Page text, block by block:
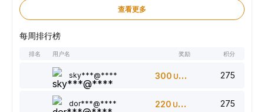
查看更多
每周排行榜
排名 用户名 奖励 积分
sky***@**** 300 USDT 275
dor***@**** 220 USDT 275